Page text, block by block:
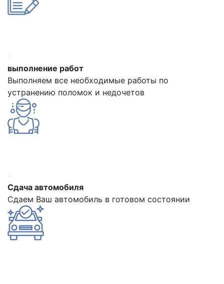
выполнение работ
Выполняем все необходимые работы по
устранению поломок и недочетов
Сдача автомобиля
Сдаем Ваш автомобиль в готовом состоянии